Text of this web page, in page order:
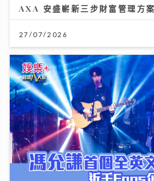
AXA 安盛嶄新三步財富管理方
27/07/2026